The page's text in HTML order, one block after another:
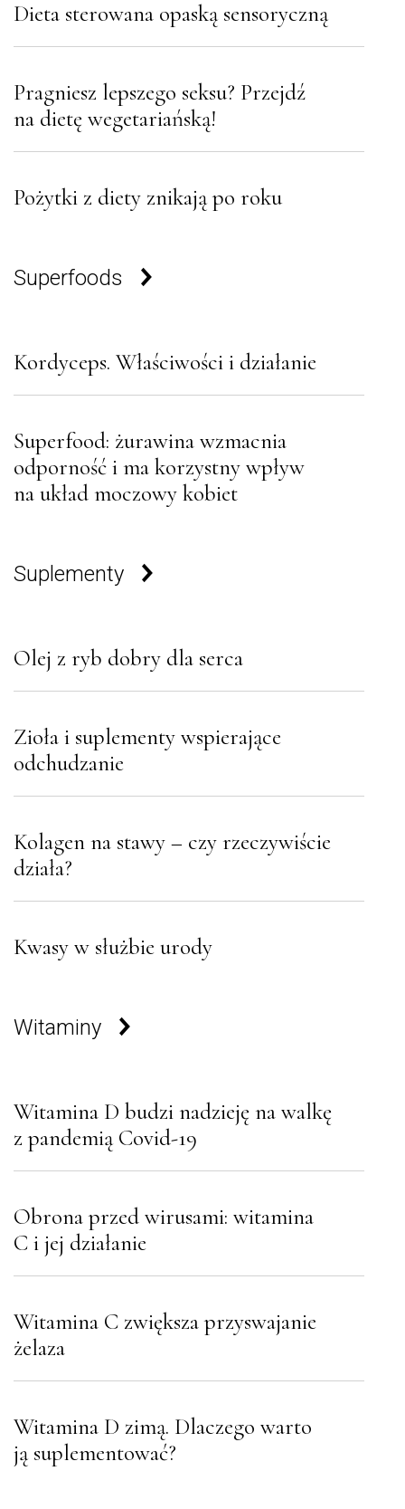
Dieta sterowana opaską sensoryczną
Pragniesz lepszego seksu? Przejdź
na dietę wegetariańską!
Pożytki z diety znikają po roku
Superfoods
Kordyceps. Właściwości i działanie
Superfood: żurawina wzmacnia
odporność i ma korzystny wpływ
na układ moczowy kobiet
Suplementy
Olej z ryb dobry dla serca
Zioła i suplementy wspierające
odchudzanie
Kolagen na stawy – czy rzeczywiście
działa?
Kwasy w służbie urody
Witaminy
Witamina D budzi nadzieję na walkę
z pandemią Covid-19
Obrona przed wirusami: witamina
C i jej działanie
Witamina C zwiększa przyswajanie
żelaza
Witamina D zimą. Dlaczego warto
ją suplementować?